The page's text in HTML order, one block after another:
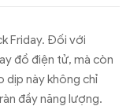
Friday. Đối với
đồ điện tử, mà còn
dịp này không chỉ
đầy năng lượng.